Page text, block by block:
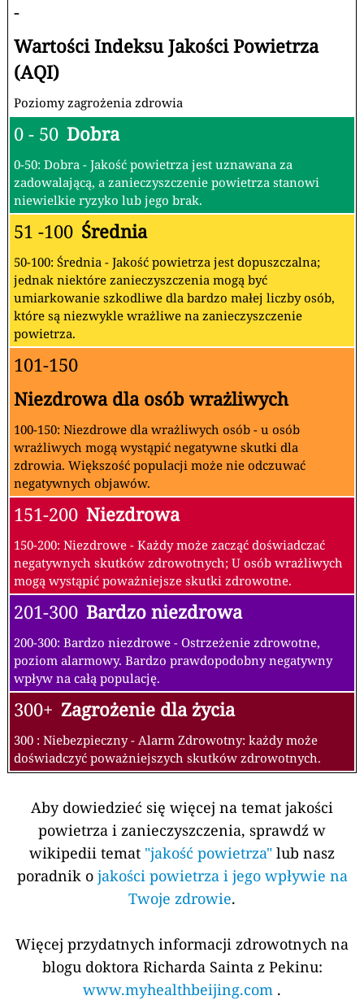
-
Wartości Indeksu Jakości Powietrza
(AQI)
Poziomy zagrożenia zdrowia
0 - 50 Dobra
0-50: Dobra - Jakość powietrza jest uznawana za
zadowalającą, a zanieczyszczenie powietrza stanowi
niewielkie ryzyko lub jego brak.
51 -100 Średnia
50-100: Średnia - Jakość powietrza jest dopuszczalna;
jednak niektóre zanieczyszczenia mogą być
umiarkowanie szkodliwe dla bardzo małej liczby osób,
które są niezwykle wrażliwe na zanieczyszczenie
powietrza.
101-150
Niezdrowa dla osób wrażliwych
100-150: Niezdrowe dla wrażliwych osób - u osób
wrażliwych mogą wystąpić negatywne skutki dla
zdrowia. Większość populacji może nie odczuwać
negatywnych objawów.
151-200 Niezdrowa
150-200: Niezdrowe - Każdy może zacząć doświadczać
negatywnych skutków zdrowotnych; U osób wrażliwych
mogą wystąpić poważniejsze skutki zdrowotne.
201-300 Bardzo niezdrowa
200-300: Bardzo niezdrowe - Ostrzeżenie zdrowotne,
poziom alarmowy. Bardzo prawdopodobny negatywny
wpływ na całą populację.
300+ Zagrożenie dla życia
300 : Niebezpieczny - Alarm Zdrowotny: każdy może
doświadczyć poważniejszych skutków zdrowotnych.
Aby dowiedzieć się więcej na temat jakości
powietrza i zanieczyszczenia, sprawdź w
wikipedii temat "jakość powietrza" lub nasz
poradnik o jakości powietrza i jego wpływie na
Twoje zdrowie.
Więcej przydatnych informacji zdrowotnych na
blogu doktora Richarda Sainta z Pekinu:
www.myhealthbeijing.com .